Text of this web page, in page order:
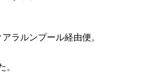
ラルンプール経由便。
。